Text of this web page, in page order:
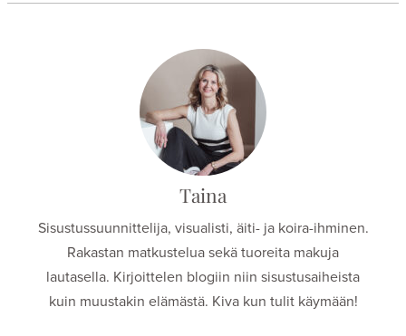
Taina
Sisustussuunnittelija, visualisti, äiti- ja koira-ihminen.
Rakastan matkustelua sekä tuoreita makuja
lautasella. Kirjoittelen blogiin niin sisustusaiheista
kuin muustakin elämästä. Kiva kun tulit käymään!